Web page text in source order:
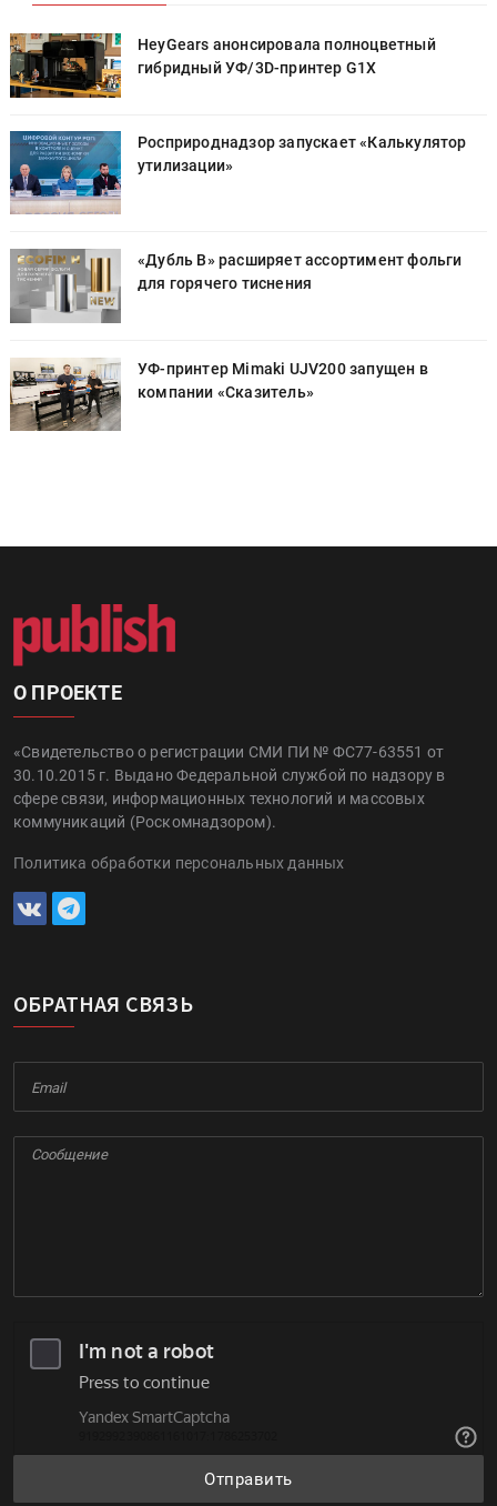
HeyGears анонсировала полноцветный
гибридный УФ/3D-принтер G1X
Росприроднадзор запускает «Калькулятор
утилизации»
«Дубль В» расширяет ассортимент фольги
для горячего тиснения
УФ-принтер Mimaki UJV200 запущен в
компании «Сказитель»
О ПРОЕКТЕ
«Свидетельство о регистрации СМИ ПИ № ФС77-63551 от
30.10.2015 г. Выдано Федеральной службой по надзору в
сфере связи, информационных технологий и массовых
коммуникаций (Роскомнадзором).
Политика обработки персональных данных
ОБРАТНАЯ СВЯЗЬ
Отправить